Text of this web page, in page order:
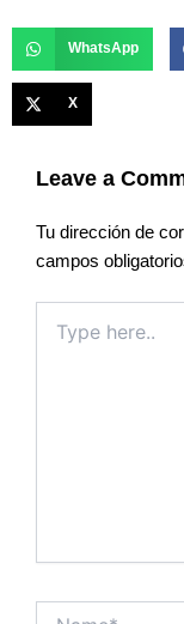
WhatsApp
X
Leave a
Tu dirección de
campos
here..